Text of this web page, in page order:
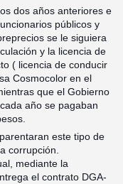
dos años anteriores e
públicos y
se le siguiera
y la licencia de
( licencia de conducir
Cosmocolor en el
que el Gobierno
año se pagaban
este tipo de
corrupción.
mediante la
el contrato DGA-